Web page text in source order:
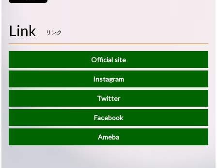
Link リンク
Official site
Instagram
Twitter
Facebook
Ameba